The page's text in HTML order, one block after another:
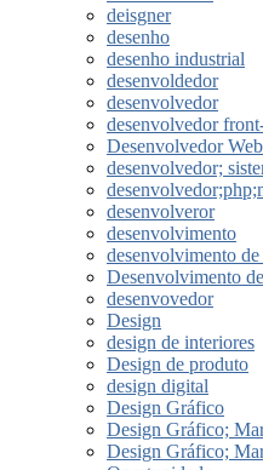
deisgner
desenho
desenho industrial
desenvoldedor
desenvolvedor
desenvolvedor
Desenvolvedor Web
desenvolvedor;
desenvolveror
desenvolvimento
desenvolvimento de
Desenvolvimento
desenvovedor
Design
design de interiores
Design de produto
design digital
Design Gráfico
Design Gráfico;
Design Gráfico;